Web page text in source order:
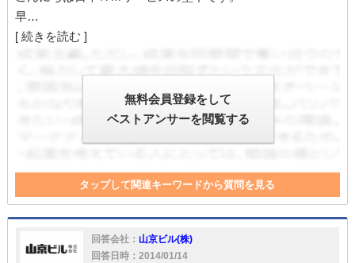
早…
[ 続きを読む ]
無料会員登録をして
ベストアンサーを閲覧する
タップして関連キーワードから質問を見る
テナント 退去 工事 補償 対応
回答会社： 山京ビル(株)
回答日時：2014/01/14